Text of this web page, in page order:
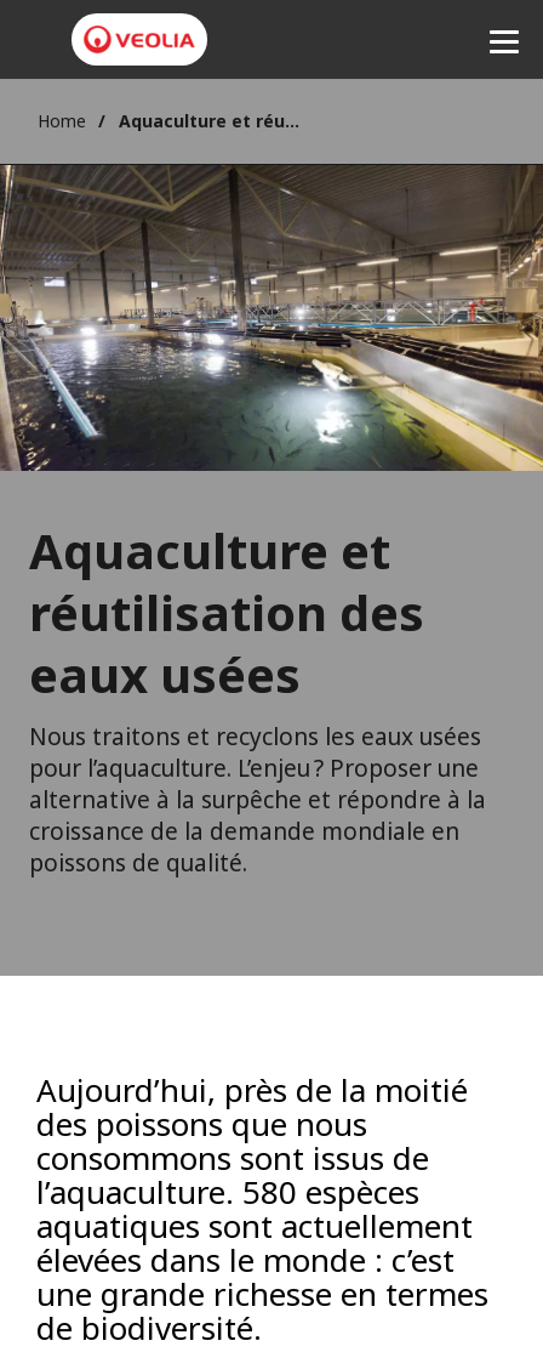
Home Aquaculture et réutilisation des eaux usées
Aquaculture et
réutilisation des
eaux usées
Nous traitons et recyclons les eaux usées
pour l’aquaculture. L’enjeu ? Proposer une
alternative à la surpêche et répondre à la
croissance de la demande mondiale en
poissons de qualité.
Aujourd’hui, près de la moitié
des poissons que nous
consommons sont issus de
l’aquaculture. 580 espèces
aquatiques sont actuellement
élevées dans le monde : c’est
une grande richesse en termes
de biodiversité.